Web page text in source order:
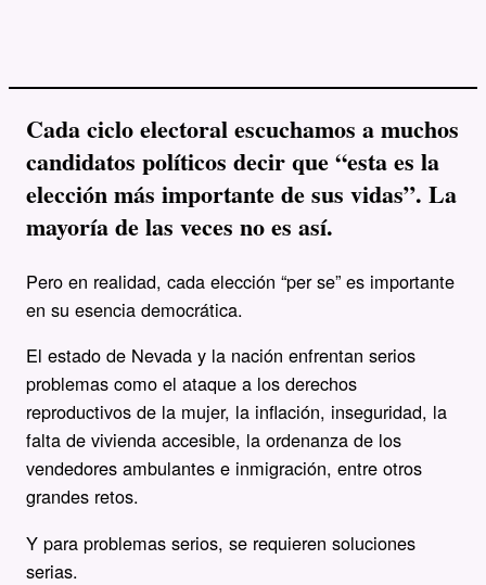
Cada ciclo electoral escuchamos a muchos
candidatos políticos decir que “esta es la
elección más importante de sus vidas”. La
mayoría de las veces no es así.
Pero en realidad, cada elección “per se” es importante
en su esencia democrática.
El estado de Nevada y la nación enfrentan serios
problemas como el ataque a los derechos
reproductivos de la mujer, la inflación, inseguridad, la
falta de vivienda accesible, la ordenanza de los
vendedores ambulantes e inmigración, entre otros
grandes retos.
Y para problemas serios, se requieren soluciones
serias.